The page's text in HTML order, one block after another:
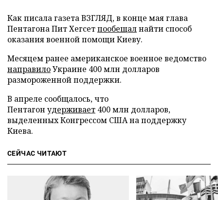
Как писала газета ВЗГЛЯД, в конце мая глава
Пентагона Пит Хегсетпообещалнайти способ
оказания военной помощи Киеву.
Месяцем ранее американское военное ведомство
направилоУкраине 400 млн долларов
размороженной поддержки.
В апреле сообщалось, что
Пентагон удерживает 400 млн долларов,
выделенных Конгрессом США на поддержку
Киева.
СЕЙЧАС ЧИТАЮТ